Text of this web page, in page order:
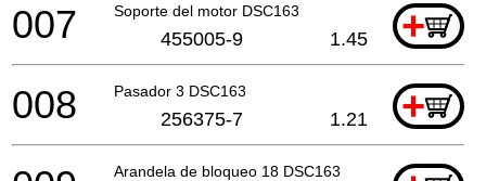
Soporte del motor DSC163 +
007 455005-9 1.45
Pasador 3 DSC163 +
008 256375-7 1.21
Arandela de bloqueo 18 DSC163